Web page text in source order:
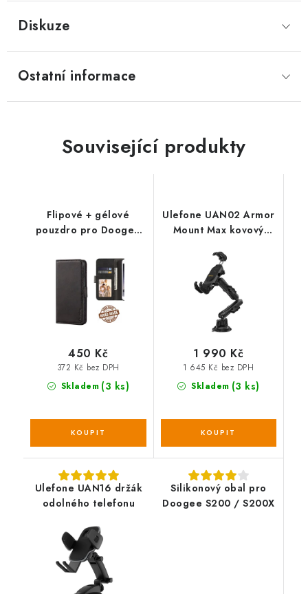
Diskuze
Ostatní informace
Související produkty
Flipové + gélové
pouzdro pro Doogee
Skladem (3 ks)
372 Kč bez DPH
450 Kč
Ulefone UAN02 Armor
Mount Max kovový
Skladem (3 ks)
1 645 Kč bez DPH
1 990 Kč
Ulefone UAN16 držák
odolného telefonu
Silikonový obal pro
Doogee S200 / S200X